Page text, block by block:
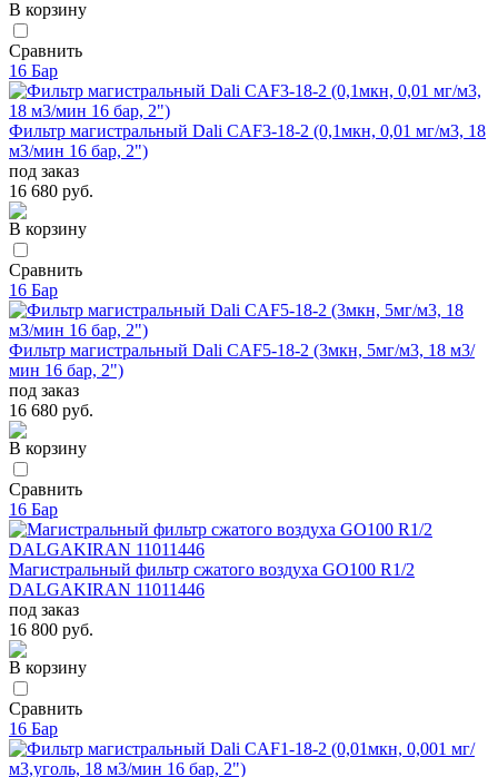
В корзину
Сравнить
16 Бар
Фильтр магистральный Dali CAF3-18-2 (0,1мкн, 0,01 мг/м3, 18
м3/мин 16 бар, 2")
под заказ
16 680 руб.
В корзину
Сравнить
16 Бар
Фильтр магистральный Dali CAF5-18-2 (3мкн, 5мг/м3, 18 м3/
мин 16 бар, 2")
под заказ
16 680 руб.
В корзину
Сравнить
16 Бар
Магистральный фильтр сжатого воздуха GO100 R1/2
DALGAKIRAN 11011446
под заказ
16 800 руб.
В корзину
Сравнить
16 Бар